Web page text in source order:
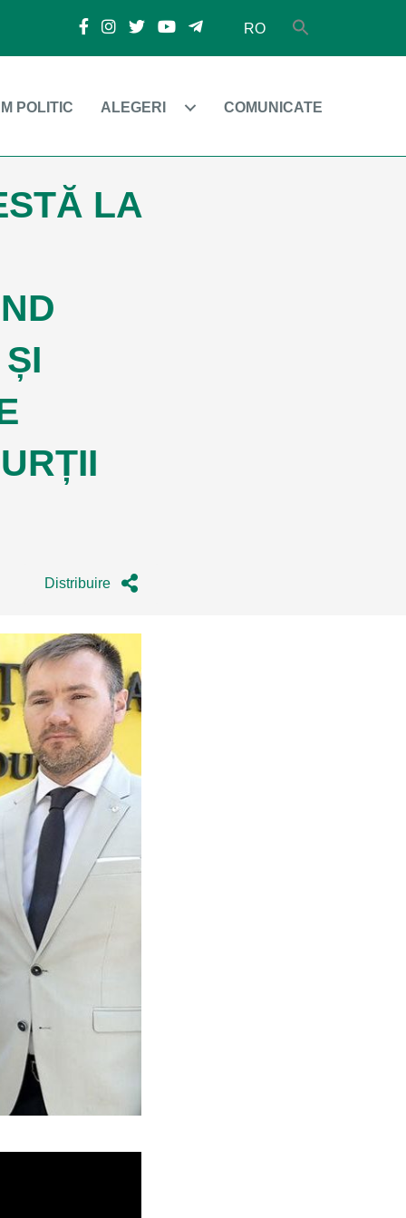
RO
POLITIC ALEGERI COMUNICATE
LA
Distribuire